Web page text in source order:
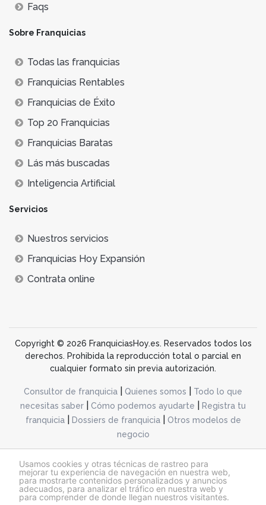
Usamos cookies y otras técnicas de rastreo para
mejorar tu experiencia de navegación en nuestra web,
para mostrarte contenidos personalizados y anuncios
adecuados, para analizar el tráfico en nuestra web y
para comprender de donde llegan nuestros visitantes.
Faqs
Sobre Franquicias
Todas las franquicias
Franquicias Rentables
Franquicias de Éxito
Top 20 Franquicias
Franquicias Baratas
Lás más buscadas
Inteligencia Artificial
Servicios
Nuestros servicios
Franquicias Hoy Expansión
Contrata online
Copyright © 2026 FranquiciasHoy.es. Reservados todos los
derechos. Prohibida la reproducción total o parcial en
cualquier formato sin previa autorización.
Consultor de franquicia Quienes somos
Todo lo que
necesitas saber
Cómo podemos ayudarte
Registra tu
franquicia| Dossiers de franquicia|
Otros modelos de
negocio
@franquiciashoy.es |Aviso legal| Política de cookies|Política de privacidad